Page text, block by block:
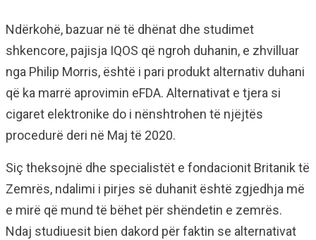
Ndërkohë, bazuar në të dhënat dhe studimet
shkencore, pajisja IQOS që ngroh duhanin, e zhvilluar
nga Philip Morris, është i pari produkt alternativ duhani
që ka marrë aprovimin eFDA. Alternativat e tjera si
cigaret elektronike do i nënshtrohen të njëjtës
procedurë deri në Maj të 2020.
Siç theksojnë dhe specialistët e fondacionit Britanik të
Zemrës, ndalimi i pirjes së duhanit është zgjedhja më
e mirë që mund të bëhet për shëndetin e zemrës.
Ndaj studiuesit bien dakord për faktin se alternativat